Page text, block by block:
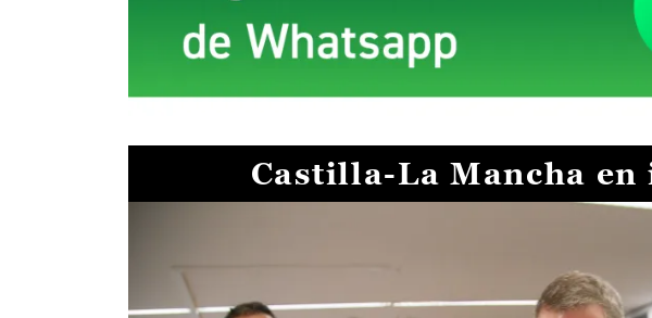
Castilla-La Mancha en